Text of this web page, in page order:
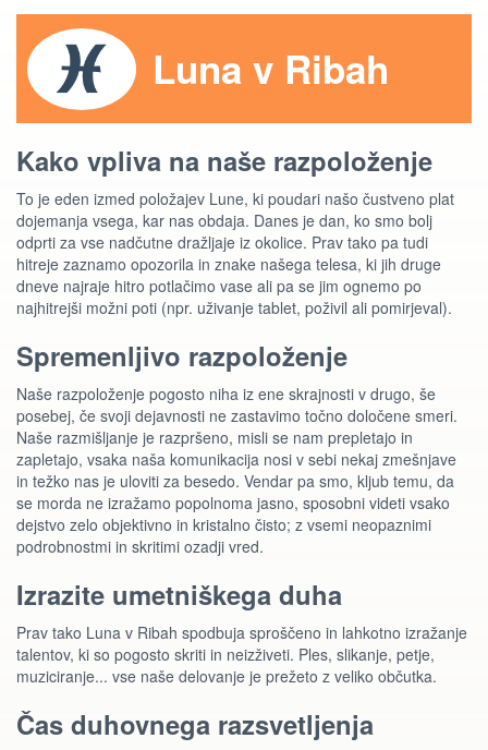
Luna v Ribah
Kako vpliva na naše razpoloženje
To je eden izmed položajev Lune, ki poudari našo čustveno plat
dojemanja vsega, kar nas obdaja. Danes je dan, ko smo bolj
odprti za vse nadčutne dražljaje iz okolice. Prav tako pa tudi
hitreje zaznamo opozorila in znake našega telesa, ki jih druge
dneve najraje hitro potlačimo vase ali pa se jim ognemo po
najhitrejši možni poti (npr. uživanje tablet, poživil ali pomirjeval).
Spremenljivo razpoloženje
Naše razpoloženje pogosto niha iz ene skrajnosti v drugo, še
posebej, če svoji dejavnosti ne zastavimo točno določene smeri.
Naše razmišljanje je razpršeno, misli se nam prepletajo in
zapletajo, vsaka naša komunikacija nosi v sebi nekaj zmešnjave
in težko nas je uloviti za besedo. Vendar pa smo, kljub temu, da
se morda ne izražamo popolnoma jasno, sposobni videti vsako
dejstvo zelo objektivno in kristalno čisto; z vsemi neopaznimi
podrobnostmi in skritimi ozadji vred.
Izrazite umetniškega duha
Prav tako Luna v Ribah spodbuja sproščeno in lahkotno izražanje
talentov, ki so pogosto skriti in neizživeti. Ples, slikanje, petje,
muziciranje... vse naše delovanje je prežeto z veliko občutka.
Čas duhovnega razsvetljenja